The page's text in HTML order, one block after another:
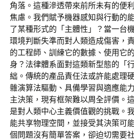
角落。這種滲透帶來前所未有的便
焦慮。我們賦予機器感知與行動的
了某種形式的「主體性」？當一台
環境判斷失準而對人類造成傷害，
的工程師、訓練它的數據、使用它
身？法律體系面對這類新型態的「
絀。傳統的產品責任法或許能處理
雜演算法驅動、具備學習與適應能
主決策，現有框架難以周全評價。
是對人類中心主義價值觀的挑戰。
能共享物理空間，並接受其決策可
個問題沒有簡單答案，卻迫切需要